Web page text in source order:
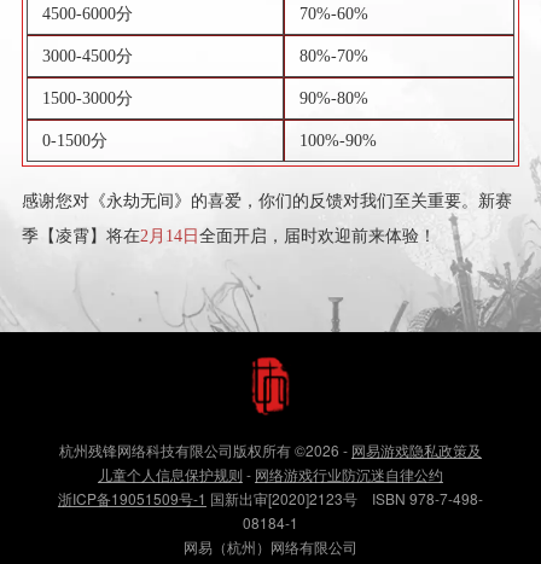
4500-6000分 70%-60%
3000-4500分 80%-70%
1500-3000分 90%-80%
0-1500分 100%-90%
感谢您对《永劫无间》的喜爱，你们的反馈对我们至关重要。新赛
季【凌霄】将在2月14日全面开启，届时欢迎前来体验！
杭州残锋网络科技有限公司版权所有©2026 - 网易游戏隐私政策及
儿童个人信息保护规则- 网络游戏行业防沉迷自律公约
浙ICP备19051509号-1 国新出审[2020]2123号 ISBN 978-7-498-
08184-1
网易（杭州）网络有限公司